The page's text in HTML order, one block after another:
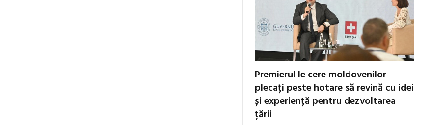
Premierul le cere moldovenilor
plecați peste hotare să revină cu idei
și experiență pentru dezvoltarea
țării